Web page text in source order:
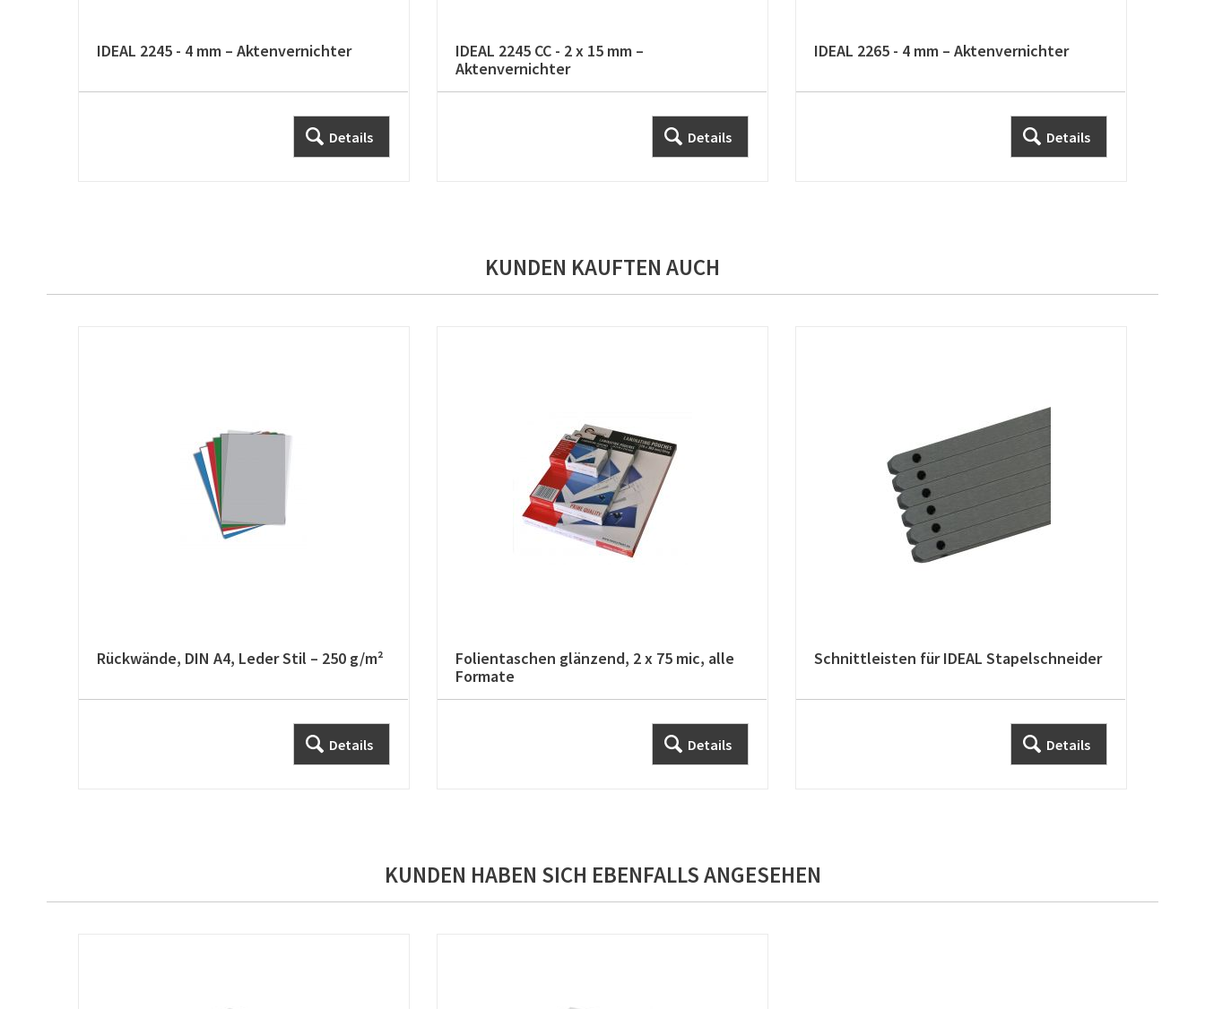
IDEAL 2245 - 4 mm – Aktenvernichter
Details
IDEAL 2245 CC - 2 x 15 mm –
Aktenvernichter
Details
IDEAL 2265 - 4 mm – Aktenvernichter
Details
KUNDEN KAUFTEN AUCH
Rückwände, DIN A4, Leder Stil – 250 g/m²
Details
Folientaschen glänzend, 2 x 75 mic, alle
Formate
Details
Schnittleisten für IDEAL Stapelschneider
Details
KUNDEN HABEN SICH EBENFALLS ANGESEHEN